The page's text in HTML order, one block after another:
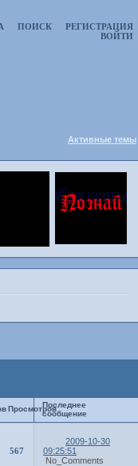
ПОИСК
РЕГИСТРАЦИЯ
ВОЙТИ
Активные темы
ПросмотровПоследнее
сообщение
567
2009-10-30
09:25:51
No_Comments